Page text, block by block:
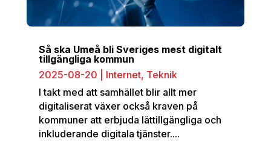
Så ska Umeå bli Sveriges mest digitalt
tillgängliga kommun
2025-08-20
Internet, Teknik
I takt med att samhället blir allt mer
digitaliserat växer också kraven på
kommuner att erbjuda lättillgängliga och
inkluderande digitala tjänster....